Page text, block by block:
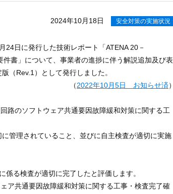
2024年10月18日 安全対策の実施状況
日に発行した技術レポート「ATENA 20－
書」について、事業者の進捗に伴う解説追加及び表
（Rev.1）として発行しました。
（2022年10月5日 お知らせ済）
のソフトウェア共通要因故障緩和対策に関する工
管理されていること、並びに自主検査が適切に実施
る検査が適切に完了したと評価します。
共通要因故障緩和対策に関する工事・検査完了確